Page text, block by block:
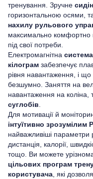
тренування. Зручне
горизонтальною осями,
нахилу рульового
максимально комфортно
під свої потреби.
Електромагнітна
кілограм забезпечує
рівня навантаження, і
безшумно. Заняття на
навантаження на
суглобів
Для мотивації й
інтуїтивно зрозумілим
найважливіші
дистанція, калорії,
тощо. Ви можете
цільових програм
користувача , які